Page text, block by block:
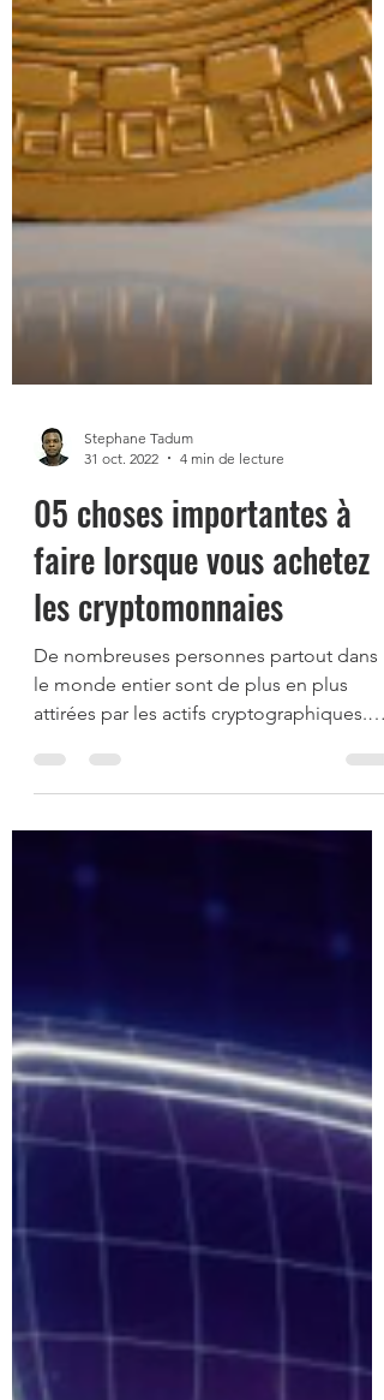
Stephane Tadum
31 oct. 2022
4 min de lecture
05 choses importantes à
faire lorsque vous achetez
les cryptomonnaies
De nombreuses personnes partout dans
le monde entier sont de plus en plus